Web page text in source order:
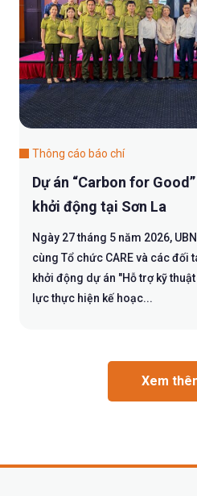
Thông cáo báo chí
Dự án “Carbon for
khởi động tại Sơn La
Ngày 27 tháng 5 năm 2026,
cùng Tổ chức CARE và các đối
khởi động dự án "Hỗ trợ kỹ
lực thực hiện kế hoạc...
Xem